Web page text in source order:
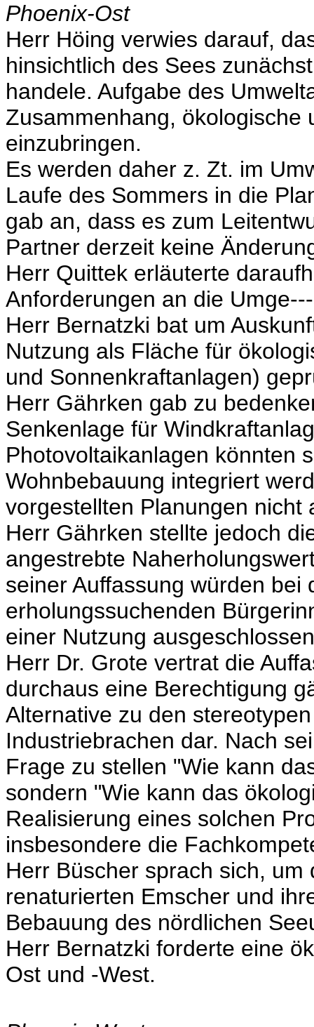
Phoenix-Ost
Herr Höing verwies darauf,
hinsichtlich des Sees
handele. Aufgabe des
Zusammenhang, ökologische
einzubringen.
Es werden daher z. Zt. im
Laufe des Sommers in die
gab an, dass es zum
Partner derzeit keine
Herr Quittek erläuterte
Anforderungen an die
Herr Bernatzki bat um
Nutzung als Fläche für
und Sonnenkraftanlagen)
Herr Gährken gab zu
Senkenlage für
Photovoltaikanlagen könnten
Wohnbebauung integriert
vorgestellten Planungen nicht
Herr Gährken stellte jedoch
angestrebte
seiner Auffassung würden
erholungssuchenden
einer Nutzung
Herr Dr. Grote vertrat die
durchaus eine Berechtigung
Alternative zu den
Industriebrachen dar. Nach
Frage zu stellen "Wie kann
sondern "Wie kann das
Realisierung eines solchen
insbesondere die
Herr Büscher sprach sich,
renaturierten Emscher und
Bebauung des nördlichen
Herr Bernatzki forderte eine
Ost und -West.